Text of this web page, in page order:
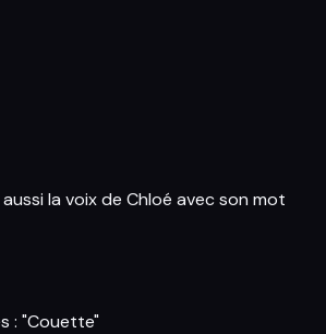
la voix de Chloé avec son mot
: "Couette"